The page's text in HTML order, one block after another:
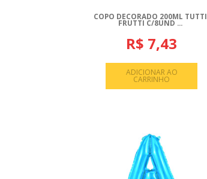
COPO DECORADO 200ML TUTTI
FRUTTI C/8UND ...
R$ 7,43
ADICIONAR AO
CARRINHO